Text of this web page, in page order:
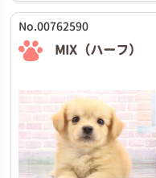
No.00762590
MIX（ハーフ）